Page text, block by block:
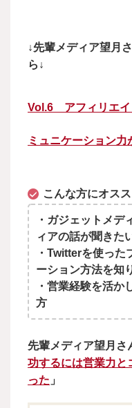
↓先輩メディア望月
ら↓
Vol.6 アフィリエイ
ミュニケーション力
こんな方にオス
・ガジェットメデ
ィアの話が聞きた
・Twitterを使った
ーション方法を知
・営業経験を活か
方
先輩メディア望月さ
功するには営業力と
った 」